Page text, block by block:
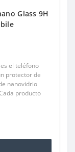
Glass 9H
el teléfono
protector de
nanovidrio
producto